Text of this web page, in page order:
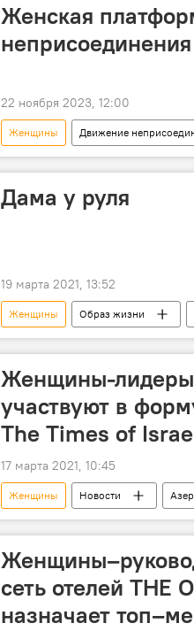
Женская
неприсоединения
22 ноября 2023, 12:00
Женщины Движение
Права
член Совета прессы
Дама у руля
19 марта 2021, 13:52
Женщины Образ жизни
Женщины-
участвуют в
The Times of
17 марта 2021, 10:45
Женщины Новости
сеть отелей THE
назначает